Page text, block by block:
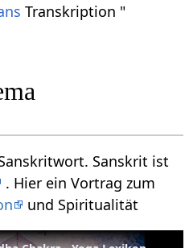
Transkription "
Sanskrit ist
. Hier ein Vortrag zum
und Spiritualität